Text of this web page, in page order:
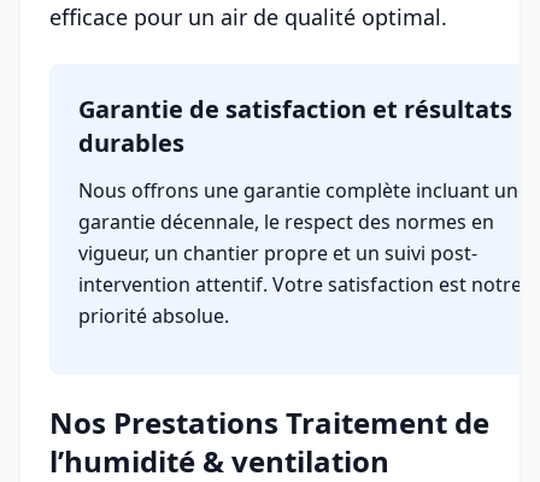
efficace pour un air de qualité optimal.
Garantie de satisfaction et résultats
durables
Nous offrons une garantie complète incluant une
garantie décennale, le respect des normes en
vigueur, un chantier propre et un suivi post-
intervention attentif. Votre satisfaction est notre
priorité absolue.
Nos Prestations Traitement de
l’humidité & ventilation